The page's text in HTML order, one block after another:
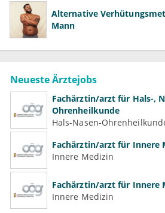
Alternative
Mann
Neueste Ärztejobs
Fachärztin/arzt für Hals-,
Ohrenheilkunde
Hals-Nasen-
Fachärztin/arzt für Innere
Innere Medizin
Fachärztin/arzt für Innere
Innere Medizin